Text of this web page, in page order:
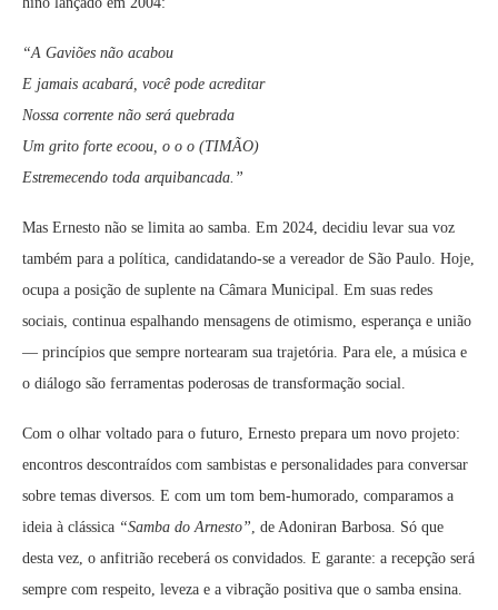
“A Gaviões não acabou
E jamais acabará, você pode acreditar
Nossa corrente não será quebrada
Um grito forte ecoou, o o o (TIMÃO)
Estremecendo toda arquibancada.”
Mas Ernesto não se limita ao samba. Em 2024, decidiu levar sua voz
também para a política, candidatando-se a vereador de São Paulo. Hoje,
ocupa a posição de suplente na Câmara Municipal. Em suas redes
sociais, continua espalhando mensagens de otimismo, esperança e união
— princípios que sempre nortearam sua trajetória. Para ele, a música e
o diálogo são ferramentas poderosas de transformação social.
Com o olhar voltado para o futuro, Ernesto prepara um novo projeto:
encontros descontraídos com sambistas e personalidades para conversar
sobre temas diversos. E com um tom bem-humorado, comparamos a
ideia à clássica “Samba do Arnesto”, de Adoniran Barbosa. Só que
desta vez, o anfitrião receberá os convidados. E garante: a recepção será
sempre com respeito, leveza e a vibração positiva que o samba ensina.